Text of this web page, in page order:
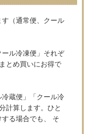
（通常便、クール
ル冷凍便」それぞ
とめ買いにお得で
蔵便」「クール冷
計算します。ひと
る場合でも、 そ